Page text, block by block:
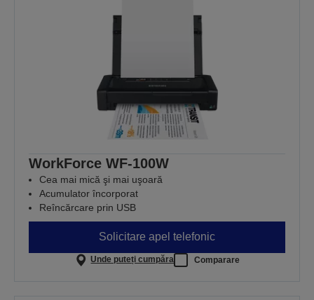
WorkForce WF-100W
Cea mai mică şi mai uşoară
Acumulator încorporat
Reîncărcare prin USB
Solicitare apel telefonic
Unde puteți cumpăra Comparare